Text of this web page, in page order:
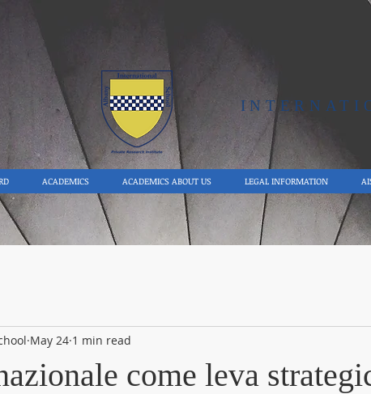
ACADEMICS ACADEMICS ABOUT US LEGAL INFORMATION
come leva
May 24 1 min read